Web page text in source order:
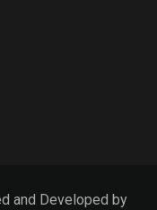
and Developed by